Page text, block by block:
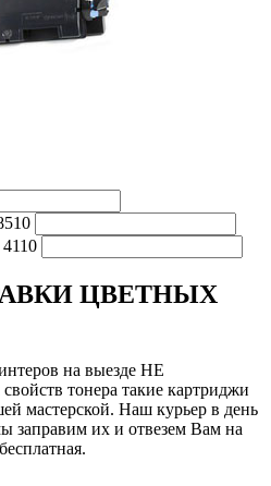
4110
ЦВЕТНЫХ
на выезде НЕ
тонера такие картриджи
мастерской. Наш курьер в день
заправим их и отвезем Вам на